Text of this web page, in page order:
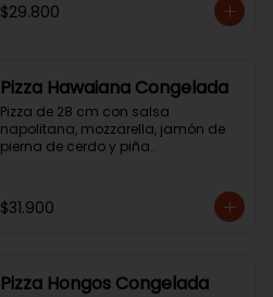
$29.800
Pizza Hawaiana Congelada
Pizza de 28 cm con salsa
napolitana, mozzarella, jamón de
pierna de cerdo y piña..
$31.900
Pizza Hongos Congelada